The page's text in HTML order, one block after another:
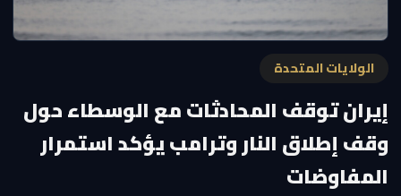
الولايات المتحدة
إيران توقف المحادثات مع الوسطاء حول
وقف إطلاق النار وترامب يؤكد استمرار
المفاوضات